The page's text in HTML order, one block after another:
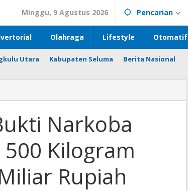
Minggu, 9 Agustus 2026 Pencarian
Olahraga Lifestyle Otomatif
Utara Kabupaten Seluma Berita Nasional
Narkoba
Kilogram
Rupiah